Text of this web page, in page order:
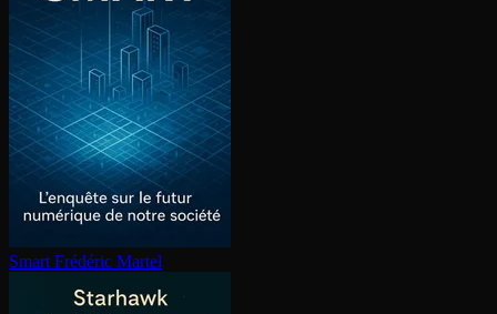
Smart Frédéric Martel